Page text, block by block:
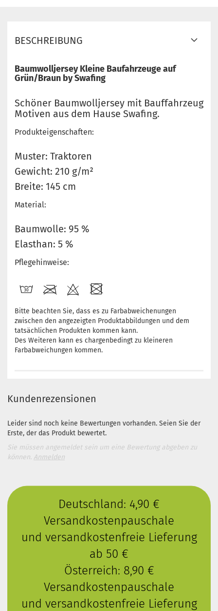
BESCHREIBUNG
Baumwolljersey Kleine Baufahrzeuge auf
Grün/Braun by Swafing
Schöner Baumwolljersey mit Bauffahrzeug
Motiven aus dem Hause Swafing.
Produkteigenschaften:
Muster: Traktoren
Gewicht: 210 g/m²
Breite: 145 cm
Material:
Baumwolle: 95 %
Elasthan: 5 %
Pflegehinweise:
Bitte beachten Sie, dass es zu Farbabweichenungen
zwischen den angezeigten Produktabbildungen und dem
tatsächlichen Produkten kommen kann.
Des Weiteren kann es chargenbedingt zu kleineren
Farbabweichungen kommen.
Kundenrezensionen
Leider sind noch keine Bewertungen vorhanden. Seien Sie der
Erste, der das Produkt bewertet.
Sie müssen angemeldet sein um eine Bewertung abgeben zu
können. Anmelden
Deutschland: 4,90 €
Versandkostenpauschale
und versandkostenfreie Lieferung
ab 50 €
Österreich: 8,90 €
Versandkostenpauschale
und versandkostenfreie Lieferung